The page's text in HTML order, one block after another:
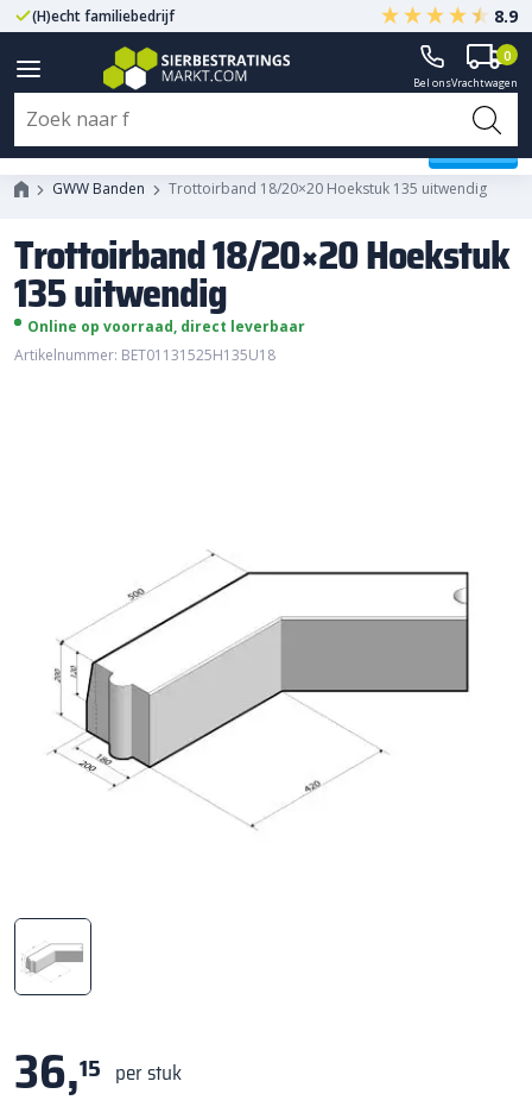
(H)echt familiebedrijf Gegarandeerd A-kwaliteit
8.9
Bel onsVrachtwagen
0
GWW Banden Trottoirband 18/20×20 Hoekstuk 135 uitwendig
Trottoirband 18/20×20 Hoekstuk
135 uitwendig
Online op voorraad, direct leverbaar
Artikelnummer: BET01131525H135U18
36,15 per stuk
Trottoirband 18/20x20 Hoekstuk
135 uitwendig